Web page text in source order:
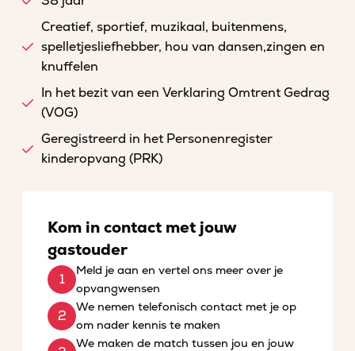
Creatief, sportief, muzikaal, buitenmens,
spelletjesliefhebber, hou van dansen,zingen en
knuffelen
In het bezit van een Verklaring Omtrent Gedrag
(VOG)
Geregistreerd in het Personenregister
kinderopvang (PRK)
Kom in contact met jouw
gastouder
Meld je aan en vertel ons meer over je
opvangwensen
We nemen telefonisch contact met je op
om nader kennis te maken
We maken de match tussen jou en jouw